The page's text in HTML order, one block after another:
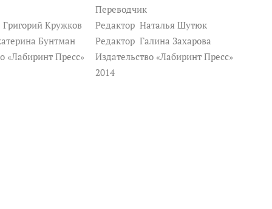
Григорий Кружков
Бунтман
«Лабиринт Пресс»
Переводчик
Редактор Наталья Шутюк
Редактор Галина Захарова
Издательство «Лабиринт Пресс»
2014